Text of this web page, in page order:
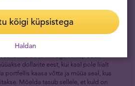
see, et seda saab müüa ja osta
dollarite eest, kui kaal pole liialt
portfellis kaasa võtta ja müüa seal, kus
Mõelda tasub sellele, et kuld on
kõigi küpsistega
Haldan